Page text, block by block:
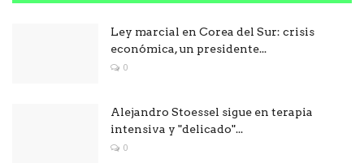
Ley marcial en Corea del Sur: crisis
económica, un presidente...
0
Alejandro Stoessel sigue en terapia
intensiva y "delicado"...
0